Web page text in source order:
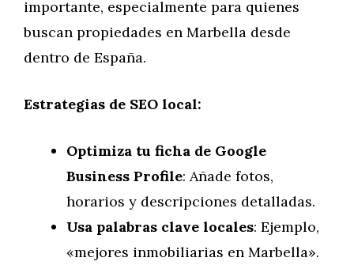
importante, especialmente para quienes
buscan propiedades en Marbella desde
dentro de España.
Estrategias de SEO local:
Optimiza tu ficha de Google
Business Profile: Añade fotos,
horarios y descripciones detalladas.
Usa palabras clave locales: Ejemplo,
«mejores inmobiliarias en Marbella».